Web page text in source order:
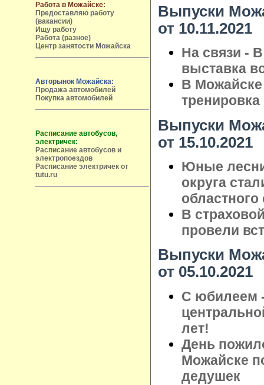
Работа в Можайске:
Предоставляю работу
(вакансии)
Ищу работу
Работа (разное)
Центр занятости Можайска
Авторынок Можайска:
Продажа автомобилей
Покупка автомобилей
Расписание автобусов,
электричек:
Расписание автобусов и
электропоездов
Расписание электричек от
tutu.ru
Выпуски
от 10.11.2021
На связи -
выставка
В
Выпуски
от 15.10.2021
Юные
округа
областного
В
провели
Выпуски
от 05.10.2021
С юбилеем
лет!
День
Можайске
дедушек